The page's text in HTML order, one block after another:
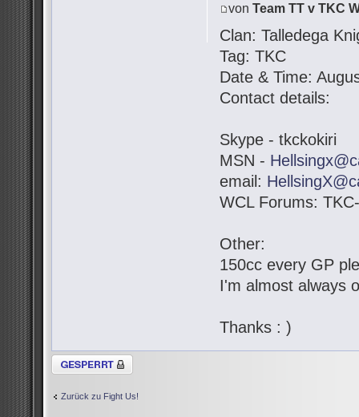
vonTeam TT v TKC
Clan: Talledega
Tag: TKC
Date & Time:
Contact details:
Skype - tkckokiri
MSN -
email:
WCL Forums:
Other:
150cc every GP
I'm almost always
Thanks : )
Thema gesperrt
Zurück zu Fight Us!